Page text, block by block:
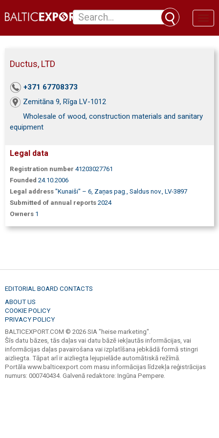
Ductus, LTD
+371 67708373
Zemitāna 9, Rīga LV-1012
Wholesale of wood, construction materials and sanitary
equipment
Legal data
Registration number 41203027761
Founded 24.10.2006
Legal address "Kunaiši" – 6, Zaņas pag., Saldus nov., LV-3897
Submitted of annual reports 2024
Owners 1
EDITORIAL BOARD CONTACTS
ABOUT US
COOKIE POLICY
PRIVACY POLICY
BALTICEXPORT.COM © 2026 SIA "heise marketing".
Šīs datu bāzes, tās daļas vai datu bāzē iekļautās informācijas, vai
informācijas daļas pavairošana vai izplatīšana jebkādā formā stingri
aizliegta. Tāpat arī ir aizliegta lejupielāde automātiskā režīmā.
Portāla www.balticexport.com masu informācijas līdzekļa reģistrācijas
numurs: 000740434. Galvenā redaktore: Ingūna Pempere.